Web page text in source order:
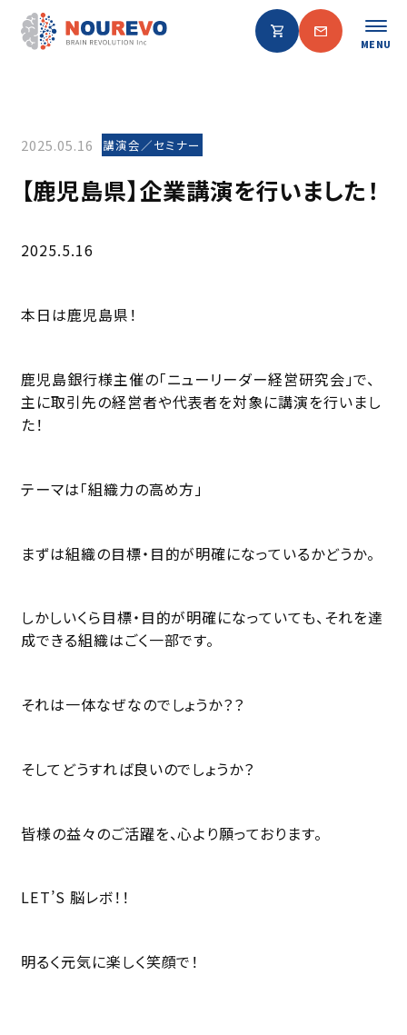
MENU
2025.05.16 講演会／セミナー
【鹿児島県】企業講演を行いました！
2025.5.16
本日は鹿児島県！
鹿児島銀行様主催の「ニューリーダー経営研究会」で、
主に取引先の経営者や代表者を対象に講演を行いまし
た！
テーマは「組織力の高め方」
まずは組織の目標・目的が明確になっているかどうか。
しかしいくら目標・目的が明確になっていても、それを達
成できる組織はごく一部です。
それは一体なぜなのでしょうか？？
そしてどうすれば良いのでしょうか？
皆様の益々のご活躍を、心より願っております。
LET’S 脳レボ！！
明るく元気に楽しく笑顔で！